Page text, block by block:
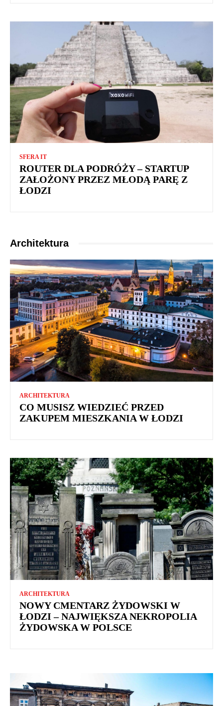
SFERA IT
ROUTER DLA PODRÓŻY – STARTUP
ZAŁOŻONY PRZEZ MŁODĄ PARĘ Z
ŁODZI
Architektura
ARCHITEKTURA
CO MUSISZ WIEDZIEĆ PRZED
ZAKUPEM MIESZKANIA W ŁODZI
ARCHITEKTURA
NOWY CMENTARZ ŻYDOWSKI W
ŁODZI – NAJWIĘKSZA NEKROPOLIA
ŻYDOWSKA W POLSCE